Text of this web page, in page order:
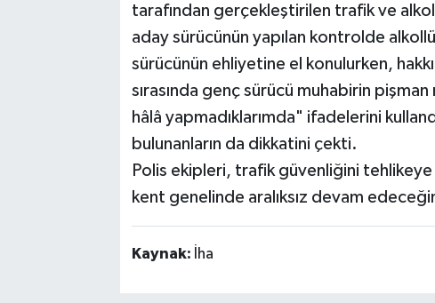
tarafından gerçekleştirilen trafik ve
aday sürücünün yapılan kontrolde
sürücünün ehliyetine el konulurken,
sırasında genç sürücü muhabirin
hâlâ yapmadıklarımda" ifadelerini
bulunanların da dikkatini çekti.
Polis ekipleri, trafik güvenliğini
kent genelinde aralıksız devam
Kaynak: İha